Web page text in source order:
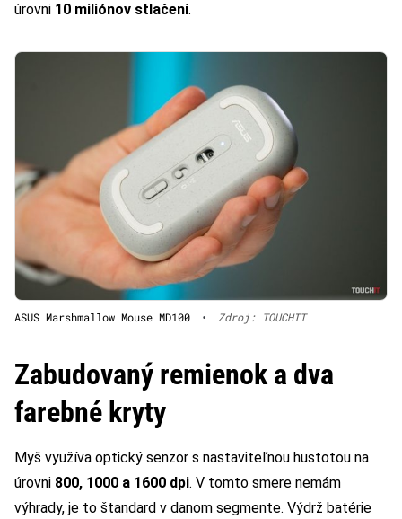
úrovni 10 miliónov stlačení.
ASUS Marshmallow Mouse MD100 • Zdroj: TOUCHIT
Zabudovaný remienok a dva
farebné kryty
Myš využíva optický senzor s nastaviteľnou hustotou na
úrovni 800, 1000 a 1600 dpi. V tomto smere nemám
výhrady, je to štandard v danom segmente. Výdrž batérie